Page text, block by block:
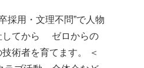
採用・文理不問”で人物
してから ゼロからの
術者を育てます。 ＜